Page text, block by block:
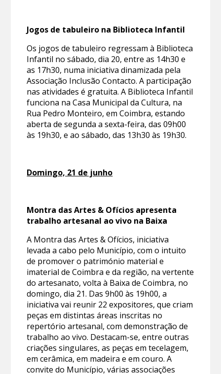
Jogos de tabuleiro na Biblioteca Infantil
Os jogos de tabuleiro regressam à Biblioteca
Infantil no sábado, dia 20, entre as 14h30 e
as 17h30, numa iniciativa dinamizada pela
Associação Inclusão Contacto. A participação
nas atividades é gratuita. A Biblioteca Infantil
funciona na Casa Municipal da Cultura, na
Rua Pedro Monteiro, em Coimbra, estando
aberta de segunda a sexta-feira, das 09h00
às 19h30, e ao sábado, das 13h30 às 19h30.
Domingo, 21 de junho
Montra das Artes & Ofícios apresenta
trabalho artesanal ao vivo na Baixa
A Montra das Artes & Ofícios, iniciativa
levada a cabo pelo Município, com o intuito
de promover o património material e
imaterial de Coimbra e da região, na vertente
do artesanato, volta à Baixa de Coimbra, no
domingo, dia 21. Das 9h00 às 19h00, a
iniciativa vai reunir 22 expositores, que criam
peças em distintas áreas inscritas no
repertório artesanal, com demonstração de
trabalho ao vivo. Destacam-se, entre outras
criações singulares, as peças em tecelagem,
em cerâmica, em madeira e em couro. A
convite do Município, várias associações